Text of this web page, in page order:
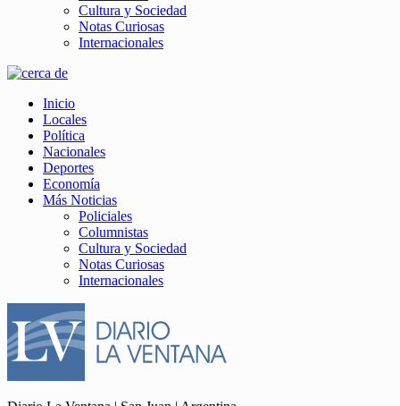
Cultura y Sociedad
Notas Curiosas
Internacionales
Inicio
Locales
Política
Nacionales
Deportes
Economía
Más Noticias
Policiales
Columnistas
Cultura y Sociedad
Notas Curiosas
Internacionales